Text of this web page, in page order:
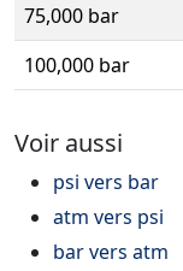
75,000 bar
100,000 bar
Voir aussi
psi vers bar
atm vers psi
bar vers atm